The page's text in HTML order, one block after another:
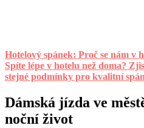
Hotelový spánek: Proč se nám v
Spíte lépe v hotelu než doma?
stejné podmínky pro kvalitní
Dámská jízda ve
noční život